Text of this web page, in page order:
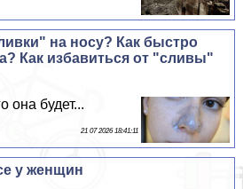
на носу? Как быстро
Как избавиться от "сливы"
она будет...
21 07 2026 18:41:11
у женщин